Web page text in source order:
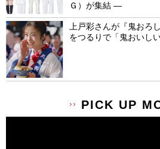
Ｇ）が集結 ―
上戸彩さんが『鬼おろ
をつるりで「鬼おいしい
PICK UP